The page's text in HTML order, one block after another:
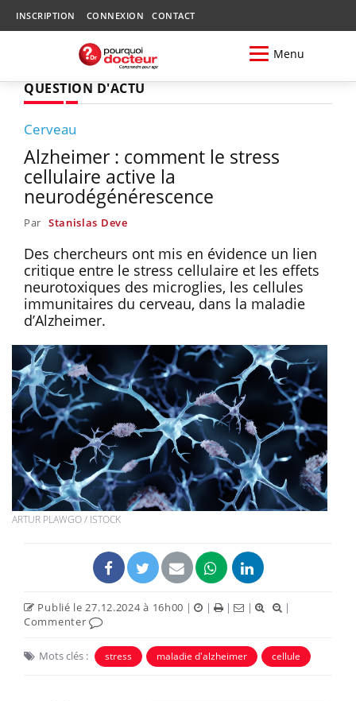
INSCRIPTION CONNEXION CONTACT
Menu
QUESTION D'ACTU
Cerveau
Alzheimer : comment le stress
cellulaire active la
neurodégénérescence
Par Stanislas Deve
Des chercheurs ont mis en évidence un lien
critique entre le stress cellulaire et les effets
neurotoxiques des microglies, les cellules
immunitaires du cerveau, dans la maladie
d’Alzheimer.
ARTUR PLAWGO / ISTOCK
Publié le 27.12.2024 à 16h00 | | | |
|
Commenter
Mots clés : stress maladie d'alzheimer cellule